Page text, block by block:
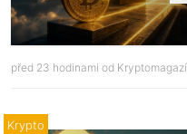
před 23 hodinami od
Krypto